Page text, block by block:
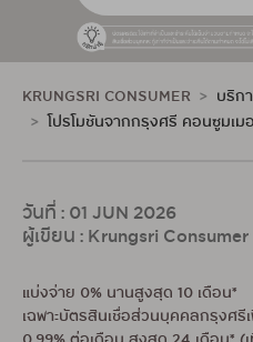
KRUNGSRI CONSUMER บริก
โปรโมชันจากกรุงศรี คอนซูมเม
วันที่ : 01 JUN 2026
ผู้เขียน : Krungsri Consumer
แบ่งจ่าย 0% นานสูงสุด 10 เดือน*
เฉพาะบัตรสินเชื่อส่วนบุคคลกรุงศ